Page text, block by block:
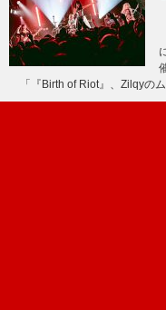
「『Birth of Riot』、Zilqyの